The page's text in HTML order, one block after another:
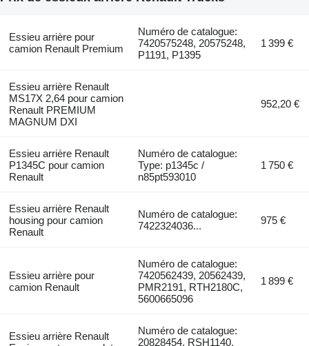
Essieu arrière pour
camion Renault Premium
Numéro de catalogue:
7420575248, 20575248,
P1191, P1395
1 399 €
Essieu arrière Renault
MS17X 2,64 pour camion
Renault PREMIUM
MAGNUM DXI
952,20 €
Essieu arrière Renault
P1345C pour camion
Renault
Numéro de catalogue:
Type: p1345c /
n85pt593010
1 750 €
Essieu arrière Renault
housing pour camion
Renault
Numéro de catalogue:
7422324036...
975 €
Essieu arrière pour
camion Renault
Numéro de catalogue:
7420562439, 20562439,
PMR2191, RTH2180C,
5600665096
1 899 €
Essieu arrière Renault
Numéro de catalogue:
20828454, RSH1140,